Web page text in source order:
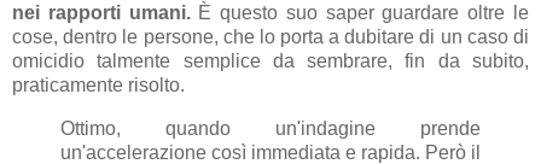
nei rapporti umani.È questo suo saper guardare oltre le
cose, dentro le persone, che lo porta a dubitare di un caso di
omicidio talmente semplice da sembrare, fin da subito,
praticamente risolto.
Ottimo, quando un'indagine prende
un'accelerazione così immediata e rapida. Però il